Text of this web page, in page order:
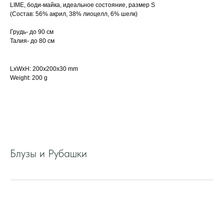
LIME, боди-майка, идеальное состояние, размер S
(Состав: 56% акрил, 38% лиоцелл, 6% шелк)
Грудь- до 90 см
Талия- до 80 см
LxWxH: 200x200x30 mm
Weight: 200 g
Блузы и Рубашки